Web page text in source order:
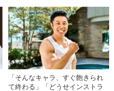
「そんなキャラ、すぐ飽きられ
て終わる」「どうせインストラ